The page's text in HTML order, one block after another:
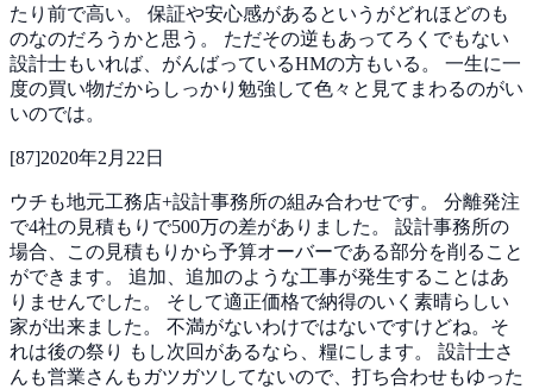
たり前で高い。 保証や安心感があるというがどれほどのも
のなのだろうかと思う。 ただその逆もあってろくでもない
設計士もいれば、がんばっているHMの方もいる。 一生に一
度の買い物だからしっかり勉強して色々と見てまわるのがい
いのでは。
[87]2020年2月22日
ウチも地元工務店+設計事務所の組み合わせです。 分離発注
で4社の見積もりで500万の差がありました。 設計事務所の
場合、この見積もりから予算オーバーである部分を削ること
ができます。 追加、追加のような工事が発生することはあ
りませんでした。 そして適正価格で納得のいく素晴らしい
家が出来ました。 不満がないわけではないですけどね。そ
れは後の祭り
もし次回があるなら、糧にします。 設計士さ
んも営業さんもガツガツしてないので、打ち合わせもゆった